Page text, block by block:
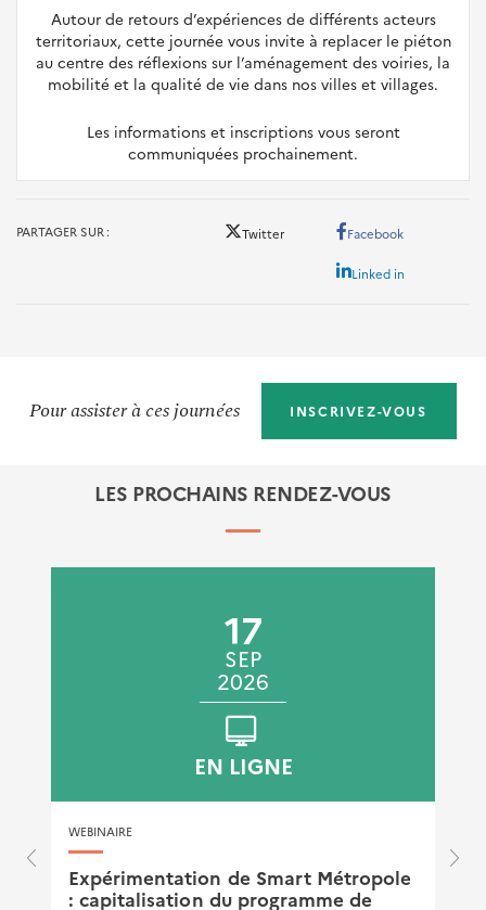
Autour de retours d’expériences de différents acteurs
territoriaux, cette journée vous invite à replacer le piéton
au centre des réflexions sur l’aménagement des voiries, la
mobilité et la qualité de vie dans nos villes et villages.
Les informations et inscriptions vous seront
communiquées prochainement.
PARTAGER SUR Twitter Facebook
Linked in
Pour assister à ces journées INSCRIVEZ-VOUS
LES PROCHAINS RENDEZ-VOUS
17
SEP
2026
EN LIGNE
WEBINAIRE
Expérimentation de Smart Métropole
: capitalisation du programme de